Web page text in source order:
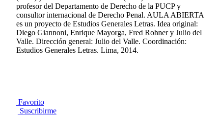
profesor del Departamento de Derecho de la PUCP y
consultor internacional de Derecho Penal. AULA ABIERTA
es un proyecto de Estudios Generales Letras. Idea original:
Diego Giannoni, Enrique Mayorga, Fred Rohner y Julio del
Valle. Dirección general: Julio del Valle. Coordinación:
Estudios Generales Letras. Lima, 2014.
Favorito
Suscribirme